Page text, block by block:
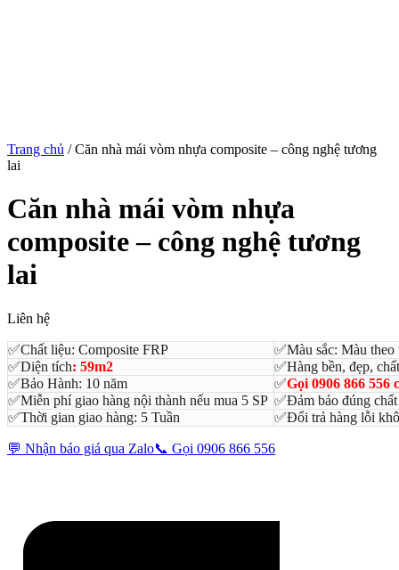
Trang chủ /Căn nhà mái vòm nhựa composite – công nghệ tương
lai
Căn nhà mái vòm nhựa
composite – công nghệ tương
lai
Liên hệ
✅Chất liệu: Composite FRP
✅Màu sắc: Màu
✅Diện tích: 59m2
✅Hàng bền, đẹp,
✅Bảo Hành: 10 năm
✅Gọi 0906 866 556
✅Miễn phí giao hàng nội thành nếu mua 5 SP ✅Đảm bảo đúng
✅Thời gian giao hàng: 5 Tuần
✅Đổi trả hàng lỗi
💬 Nhận báo giá qua Zalo📞 Gọi 0906 866 556